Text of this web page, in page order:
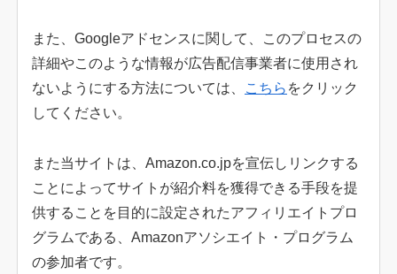
また、Googleアドセンスに関して、このプロセスの
詳細やこのような情報が広告配信事業者に使用され
ないようにする方法については、
こちら をクリック
してください。
また当サイトは、Amazon.co.jpを宣伝しリンクする
ことによってサイトが紹介料を獲得できる手段を提
供することを目的に設定されたアフィリエイトプロ
グラムである、Amazonアソシエイト・プログラム
の参加者です。